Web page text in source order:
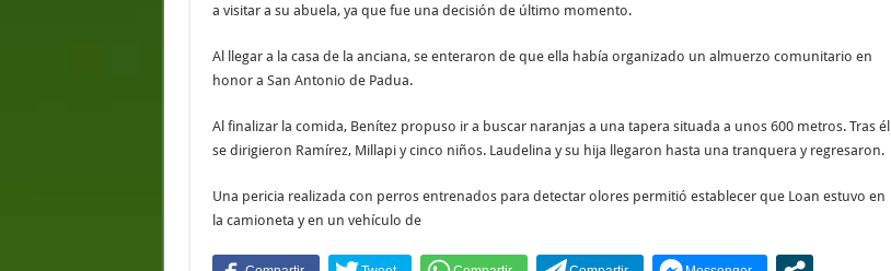
a visitar a su abuela, ya que fue una decisión de último momento.
Al llegar a la casa de la anciana, se enteraron de que ella había organizado un almuerzo comunitario en
honor a San Antonio de Padua.
Al finalizar la comida, Benítez propuso ir a buscar naranjas a una tapera situada a unos 600 metros. Tras él
se dirigieron Ramírez, Millapi y cinco niños. Laudelina y su hija llegaron hasta una tranquera y regresaron.
Una pericia realizada con perros entrenados para detectar olores permitió establecer que Loan estuvo en
la camioneta y en un vehículo de